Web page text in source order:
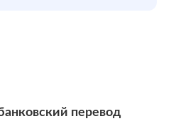
перевод